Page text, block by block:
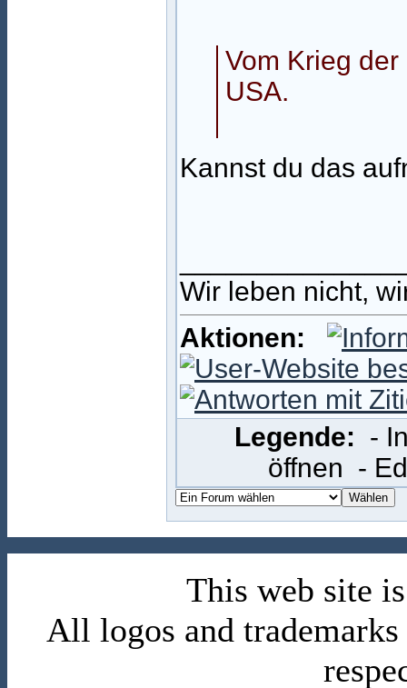
Vom Krieg
USA.
Kannst du das
Wir leben nicht,
Aktionen:
Legende: -
öffnen -
This web site
All logos and